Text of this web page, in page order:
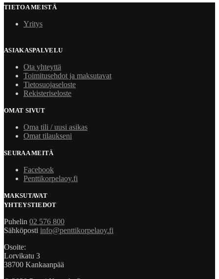
TIETOA MEISTÄ
Yritys
ASIAKASPALVELU
Ota yhteyttä
Toimitusehdot ja maksutavat
Tietosuojaseloste
Rekisteriseloste
OMAT SIVUT
Oma tili / uusi asikas
Omat tilaukseni
SEURAA MEITÄ
Facebook
Penttikorpelaoy.fi
MAKSUTAVAT
YHTEYSTIEDOT
Puhelin 02 576 800
Sähköposti info@penttikorpelaoy.fi
Osoite:
Lorvikatu 3
38700 Kankaanpää